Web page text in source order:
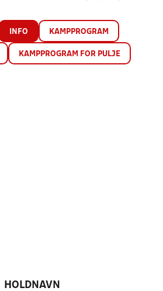
INFO KAMPPROGRAM
KAMPPROGRAM FOR PULJE
HOLDNAVN